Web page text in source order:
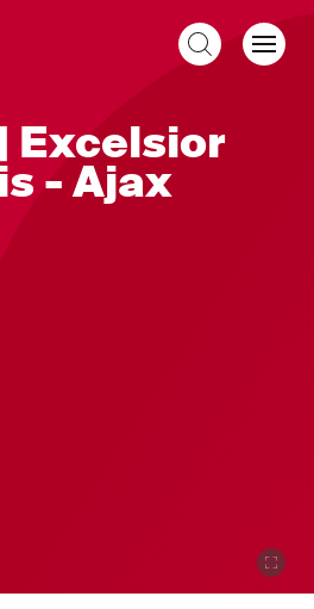
Excelsior
- Ajax